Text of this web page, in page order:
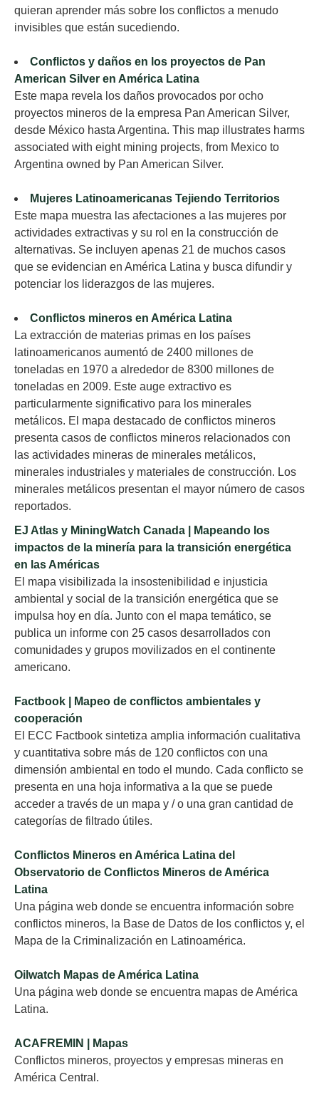
quieran aprender más sobre los conflictos a menudo
invisibles que están sucediendo.
Conflictos y daños en los proyectos de Pan
American Silver en América Latina
Este mapa revela los daños provocados por ocho
proyectos mineros de la empresa Pan American Silver,
desde México hasta Argentina. This map illustrates harms
associated with eight mining projects, from Mexico to
Argentina owned by Pan American Silver.
Mujeres Latinoamericanas Tejiendo Territorios
Este mapa muestra las afectaciones a las mujeres por
actividades extractivas y su rol en la construcción de
alternativas. Se incluyen apenas 21 de muchos casos
que se evidencian en América Latina y busca difundir y
potenciar los liderazgos de las mujeres.
Conflictos mineros en América Latina
La extracción de materias primas en los países
latinoamericanos aumentó de 2400 millones de
toneladas en 1970 a alrededor de 8300 millones de
toneladas en 2009. Este auge extractivo es
particularmente significativo para los minerales
metálicos. El mapa destacado de conflictos mineros
presenta casos de conflictos mineros relacionados con
las actividades mineras de minerales metálicos,
minerales industriales y materiales de construcción. Los
minerales metálicos presentan el mayor número de casos
reportados.
EJ Atlas y MiningWatch Canada | Mapeando los
impactos de la minería para la transición energética
en las Américas
El mapa visibilizada la insostenibilidad e injusticia
ambiental y social de la transición energética que se
impulsa hoy en día. Junto con el mapa temático, se
publica un informe con 25 casos desarrollados con
comunidades y grupos movilizados en el continente
americano.
Factbook | Mapeo de conflictos ambientales y
cooperación
El ECC Factbook sintetiza amplia información cualitativa
y cuantitativa sobre más de 120 conflictos con una
dimensión ambiental en todo el mundo. Cada conflicto se
presenta en una hoja informativa a la que se puede
acceder a través de un mapa y / o una gran cantidad de
categorías de filtrado útiles.
Conflictos Mineros en América Latina del
Observatorio de Conflictos Mineros de América
Latina
Una página web donde se encuentra información sobre
conflictos mineros, la Base de Datos de los conflictos y, el
Mapa de la Criminalización en Latinoamérica.
Oilwatch Mapas de América Latina
Una página web donde se encuentra mapas de América
Latina.
ACAFREMIN | Mapas
Conflictos mineros, proyectos y empresas mineras en
América Central.